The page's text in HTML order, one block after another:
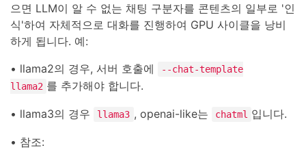
으면 LLM이 알 수 없는 채팅 구분자를 콘텐츠의 일부로 '인
식'하여 자체적으로 대화를 진행하여 GPU 사이클을 낭비
하게 됩니다. 예:
• llama2의 경우, 서버 호출에
--chat-template
llama2 를 추가해야 합니다.
• llama3의 경우 llama3 , openai-like는 chatml 입니다.
• 참조: